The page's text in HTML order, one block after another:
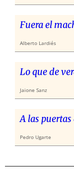
Fuera el
Alberto Lardiés
Lo que de
Jaione Sanz
A las puertas
Pedro Ugarte